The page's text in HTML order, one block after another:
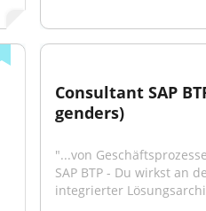
Consultant SAP
genders)
"...von
SAP BTP - Du wirkst an
integrierter